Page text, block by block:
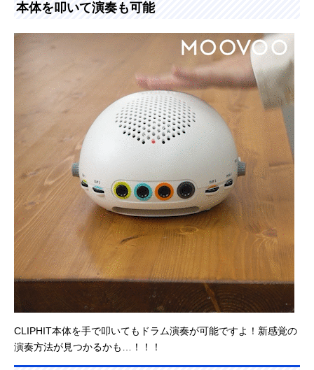
本体を叩いて演奏も可能
CLIPHIT本体を手で叩いてもドラム演奏が可能ですよ！新感覚の
演奏方法が見つかるかも…！！！